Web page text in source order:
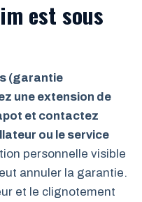
est sous
(garantie
une extension de
et contactez
ou le service
personnelle visible
annuler la garantie.
et le clignotement